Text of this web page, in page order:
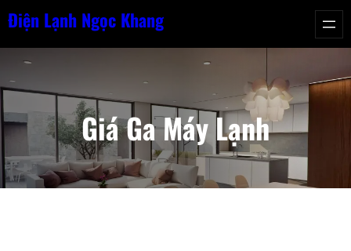
Chuyển
nội
Điện Lạnh Ngọc Khang
Giá Ga Máy Lạnh